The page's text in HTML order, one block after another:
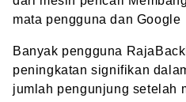
mata pengguna dan Google
Banyak pengguna
peningkatan signifikan
jumlah pengunjung setelah